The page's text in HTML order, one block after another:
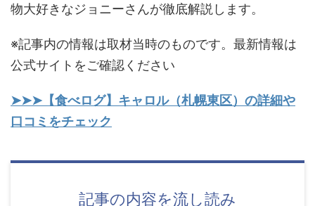
物大好きなジョニーさんが徹底解説します。
※記事内の情報は取材当時のものです。最新情報は
公式サイトをご確認ください
➤➤➤【食べログ】キャロル（札幌東区）の詳細や
口コミをチェック
記事の内容を流し読み